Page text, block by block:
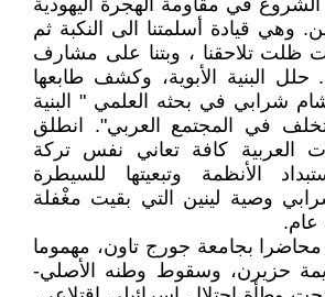
في مقاومة الهجرة اليهودية
وهي قيادة أسلمتنا الى النكبة ثم
ظلت تلاحقنا ، وبتنا على مشارف
البنية الأبوية، وكشف طابعها
شرابي في بحثه العلمي " البنية
في المجتمع العربي". انطلق
العربية كافة تعاني نفس تركة
الأنظمة وتبعيتها للسيطرة
وصية لينين التي بقيت مغْفلة
عام.
محاضرا بجامعة جورج تاون، مهموما
حزيرن، وسقوط وطنه الأصلي-